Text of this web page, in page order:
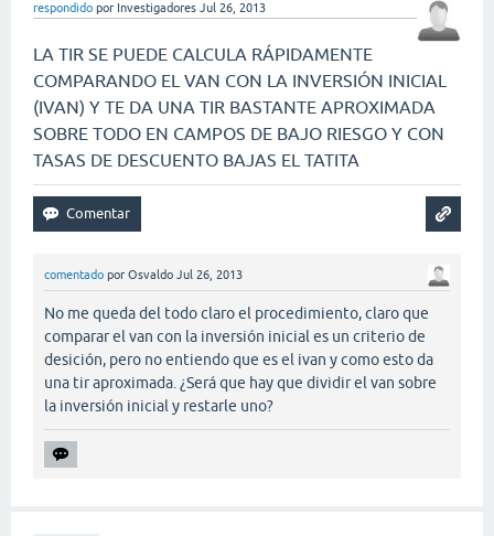
respondido por Investigadores Jul 26, 2013
LA TIR SE PUEDE CALCULA RÁPIDAMENTE
COMPARANDO EL VAN CON LA INVERSIÓN INICIAL
(IVAN) Y TE DA UNA TIR BASTANTE APROXIMADA
SOBRE TODO EN CAMPOS DE BAJO RIESGO Y CON
TASAS DE DESCUENTO BAJAS EL TATITA
comentado por Osvaldo Jul 26, 2013
No me queda del todo claro el procedimiento, claro que
comparar el van con la inversión inicial es un criterio de
desición, pero no entiendo que es el ivan y como esto da
una tir aproximada. ¿Será que hay que dividir el van sobre
la inversión inicial y restarle uno?